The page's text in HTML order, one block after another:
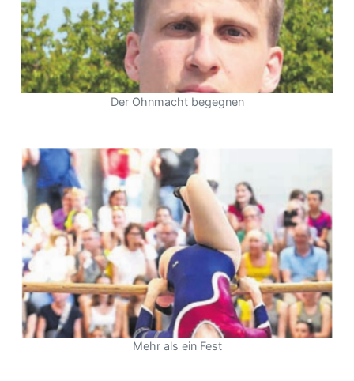
Der Ohnmacht begegnen
Mehr als ein Fest